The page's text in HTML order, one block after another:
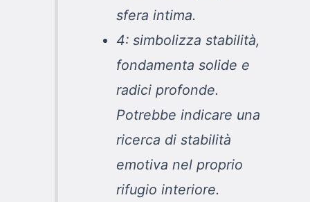
sfera intima.
4: simbolizza stabilità,
fondamenta solide e
radici profonde.
Potrebbe indicare una
ricerca di stabilità
emotiva nel proprio
rifugio interiore.